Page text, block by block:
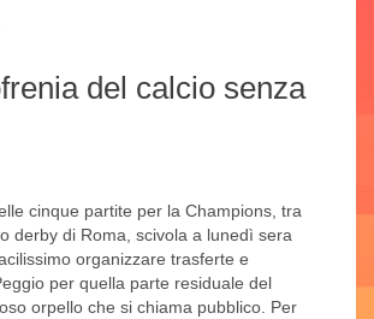
del calcio senza
cinque partite per la Champions, tra
derby di Roma, scivola a lunedì sera
organizzare trasferte e
per quella parte residuale del
orpello che si chiama pubblico. Per